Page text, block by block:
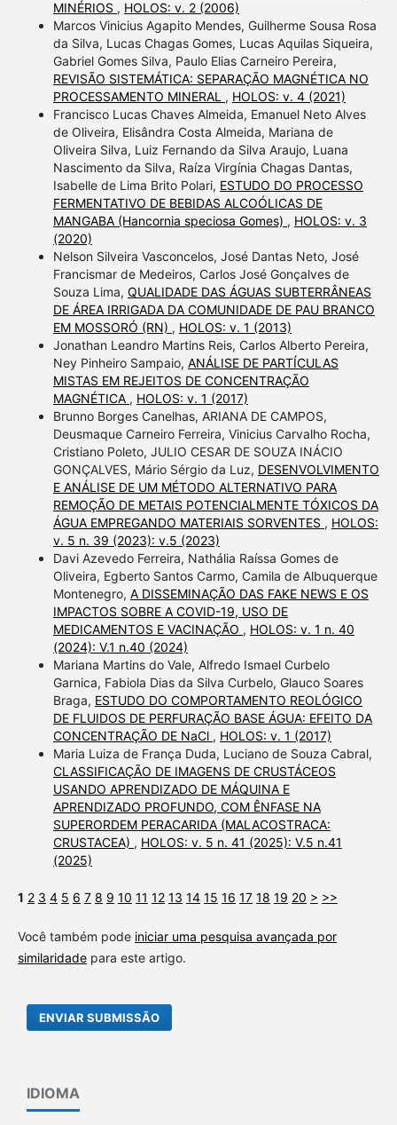
MINÉRIOS , HOLOS: v. 2 (2006)
Marcos Vinicius Agapito Mendes, Guilherme Sousa Rosa
da Silva, Lucas Chagas Gomes, Lucas Aquilas Siqueira,
Gabriel Gomes Silva, Paulo Elias Carneiro Pereira,
REVISÃO SISTEMÁTICA: SEPARAÇÃO MAGNÉTICA NO
PROCESSAMENTO MINERAL , HOLOS: v. 4 (2021)
Francisco Lucas Chaves Almeida, Emanuel Neto Alves
de Oliveira, Elisândra Costa Almeida, Mariana de
Oliveira Silva, Luiz Fernando da Silva Araujo, Luana
Nascimento da Silva, Raíza Virgínia Chagas Dantas,
Isabelle de Lima Brito Polari, ESTUDO DO PROCESSO
FERMENTATIVO DE BEBIDAS ALCOÓLICAS DE
MANGABA (Hancornia speciosa Gomes) , HOLOS: v. 3
(2020)
Nelson Silveira Vasconcelos, José Dantas Neto, José
Francismar de Medeiros, Carlos José Gonçalves de
Souza Lima, QUALIDADE DAS ÁGUAS SUBTERRÂNEAS
DE ÁREA IRRIGADA DA COMUNIDADE DE PAU BRANCO
EM MOSSORÓ (RN) , HOLOS: v. 1 (2013)
Jonathan Leandro Martins Reis, Carlos Alberto Pereira,
Ney Pinheiro Sampaio, ANÁLISE DE PARTÍCULAS
MISTAS EM REJEITOS DE CONCENTRAÇÃO
MAGNÉTICA , HOLOS: v. 1 (2017)
Brunno Borges Canelhas, ARIANA DE CAMPOS,
Deusmaque Carneiro Ferreira, Vinicius Carvalho Rocha,
Cristiano Poleto, JULIO CESAR DE SOUZA INÁCIO
GONÇALVES, Mário Sérgio da Luz, DESENVOLVIMENTO
E ANÁLISE DE UM MÉTODO ALTERNATIVO PARA
REMOÇÃO DE METAIS POTENCIALMENTE TÓXICOS DA
ÁGUA EMPREGANDO MATERIAIS SORVENTES , HOLOS:
v. 5 n. 39 (2023): v.5 (2023)
Davi Azevedo Ferreira, Nathália Raíssa Gomes de
Oliveira, Egberto Santos Carmo, Camila de Albuquerque
Montenegro, A DISSEMINAÇÃO DAS FAKE NEWS E OS
IMPACTOS SOBRE A COVID-19, USO DE
MEDICAMENTOS E VACINAÇÃO , HOLOS: v. 1 n. 40
(2024): V.1 n.40 (2024)
Mariana Martins do Vale, Alfredo Ismael Curbelo
Garnica, Fabiola Dias da Silva Curbelo, Glauco Soares
Braga, ESTUDO DO COMPORTAMENTO REOLÓGICO
DE FLUIDOS DE PERFURAÇÃO BASE ÁGUA: EFEITO DA
CONCENTRAÇÃO DE NaCl , HOLOS: v. 1 (2017)
Maria Luiza de França Duda, Luciano de Souza Cabral,
CLASSIFICAÇÃO DE IMAGENS DE CRUSTÁCEOS
USANDO APRENDIZADO DE MÁQUINA E
APRENDIZADO PROFUNDO, COM ÊNFASE NA
SUPERORDEM PERACARIDA (MALACOSTRACA:
CRUSTACEA) , HOLOS: v. 5 n. 41 (2025): V.5 n.41
(2025)
1 2 3 4 5 6 7 8 9 10 11 12 13 14 15 16 17 18 19 20 > >>
Você também pode iniciar uma pesquisa avançada por
similaridadepara este artigo.
ENVIAR SUBMISSÃO
IDIOMA